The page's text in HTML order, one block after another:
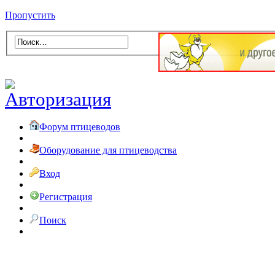
Пропустить
Форум птицеводов
Оборудование для птицеводства
Вход
Регистрация
Поиск